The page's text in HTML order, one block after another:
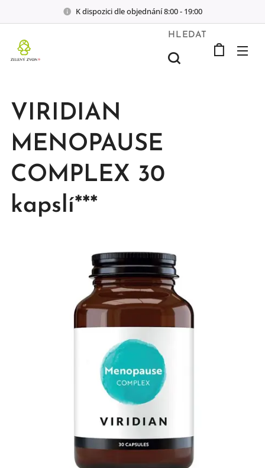
K dispozici dle objednání 8:00 - 19:00
HLEDAT
VIRIDIAN
MENOPAUSE
COMPLEX 30
kapslí***